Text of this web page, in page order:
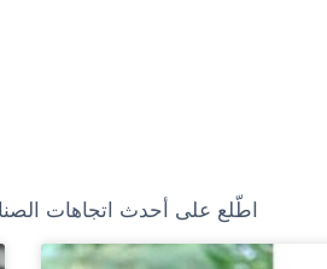
اطّلع على أحدث اتجاهات